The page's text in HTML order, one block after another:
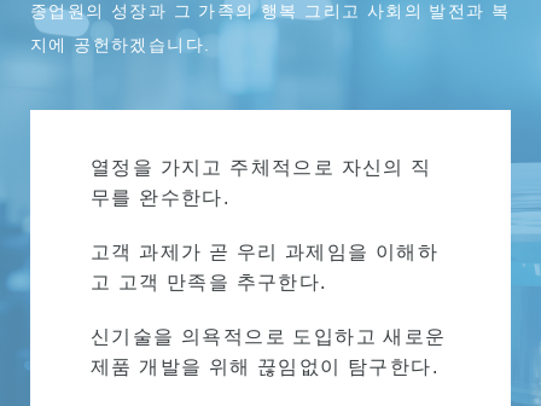
종업원의 성장과 그 가족의 행복 그리고 사회의 발전과 복
지에 공헌하겠습니다.
열정을 가지고 주체적으로 자신의 직
무를 완수한다.
고객 과제가 곧 우리 과제임을 이해하
고 고객 만족을 추구한다.
신기술을 의욕적으로 도입하고 새로운
제품 개발을 위해 끊임없이 탐구한다.